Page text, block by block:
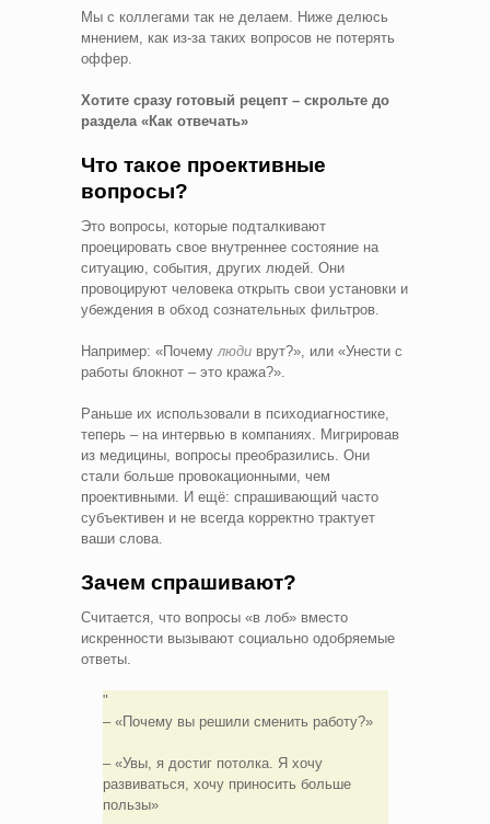
Мы с коллегами так не делаем. Ниже делюсь
мнением, как из-за таких вопросов не потерять
оффер.
Хотите сразу готовый рецепт – скрольте до
раздела «Как отвечать»
Что такое проективные
вопросы?
Это вопросы, которые подталкивают
проецировать свое внутреннее состояние на
ситуацию, события, других людей. Они
провоцируют человека открыть свои установки и
убеждения в обход сознательных фильтров.
Например: «Почему люди врут?», или «Унести с
работы блокнот – это кража?».
Раньше их использовали в психодиагностике,
теперь – на интервью в компаниях. Мигрировав
из медицины, вопросы преобразились. Они
стали больше провокационными, чем
проективными. И ещё: спрашивающий часто
субъективен и не всегда корректно трактует
ваши слова.
Зачем спрашивают?
Считается, что вопросы «в лоб» вместо
искренности вызывают социально одобряемые
ответы.
– «Почему вы решили сменить работу?»
– «Увы, я достиг потолка. Я хочу
развиваться, хочу приносить больше
пользы»